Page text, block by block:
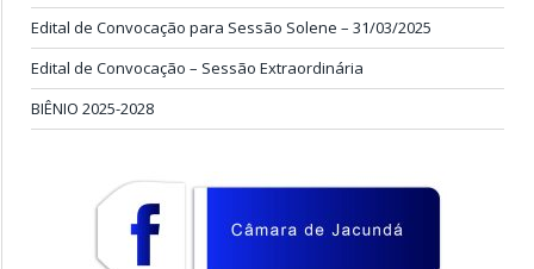
Edital de Convocação para Sessão Solene – 31/03/2025
Edital de Convocação – Sessão Extraordinária
BIÊNIO 2025-2028